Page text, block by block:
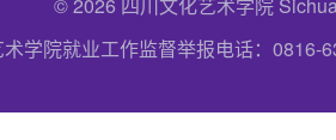
术学院就业工作监督举报电话：